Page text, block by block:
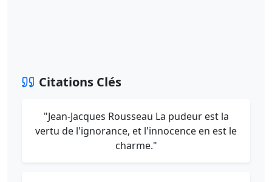
Citations Clés
"Jean-Jacques Rousseau La pudeur est la
vertu de l'ignorance, et l'innocence en est le
charme."